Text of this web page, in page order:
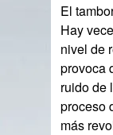
El
Hay
nivel de
provoca
ruido de
proceso
más